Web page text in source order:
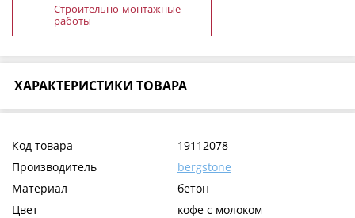
Строительно-монтажные
работы
ХАРАКТЕРИСТИКИ ТОВАРА
Код товара
19112078
Производитель
bergstone
Материал
бетон
Цвет
кофе с молоком